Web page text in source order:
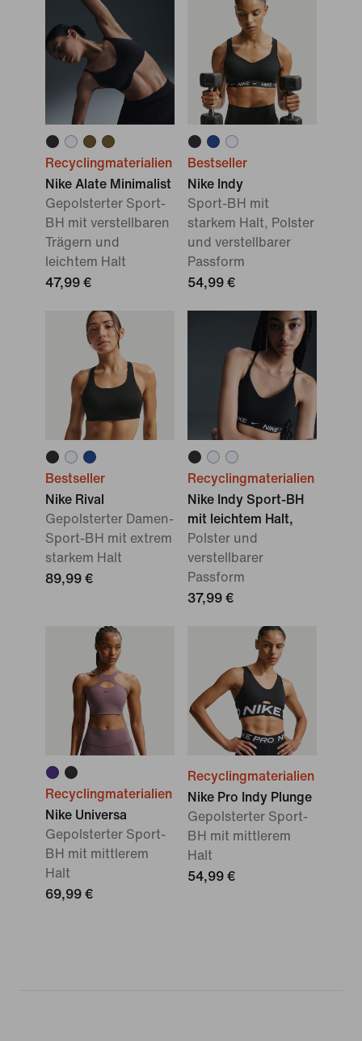
Recyclingmaterialien
Nike Alate Minimalist
Gepolsterter Sport-
BH mit verstellbaren
Trägern und
leichtem Halt
47,99 €
Bestseller
Nike Indy
Sport-BH mit
starkem Halt, Polster
und verstellbarer
Passform
54,99 €
Bestseller
Nike Rival
Gepolsterter Damen-
Sport-BH mit extrem
starkem Halt
89,99 €
Recyclingmaterialien
Nike Indy Sport-BH
mit leichtem Halt,
Polster und
verstellbarer
Passform
37,99 €
Recyclingmaterialien
Nike Universa
Gepolsterter Sport-
BH mit mittlerem
Halt
69,99 €
Recyclingmaterialien
Nike Pro Indy Plunge
Gepolsterter Sport-
BH mit mittlerem
Halt
54,99 €